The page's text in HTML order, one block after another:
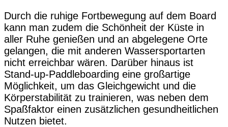
Durch die ruhige Fortbewegung auf dem Board
kann man zudem die Schönheit der Küste in
aller Ruhe genießen und an abgelegene Orte
gelangen, die mit anderen Wassersportarten
nicht erreichbar wären. Darüber hinaus ist
Stand-up-Paddleboarding eine großartige
Möglichkeit, um das Gleichgewicht und die
Körperstabilität zu trainieren, was neben dem
Spaßfaktor einen zusätzlichen gesundheitlichen
Nutzen bietet.